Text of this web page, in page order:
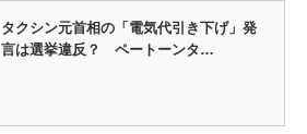
タクシン元首相の「電気代引き下げ」発
言は選挙違反？ ペートーンタ…